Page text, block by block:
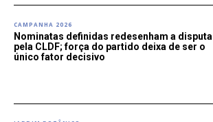
CAMPANHA 2026
Nominatas definidas redesenham a disputa
pela CLDF; força do partido deixa de ser o
único fator decisivo